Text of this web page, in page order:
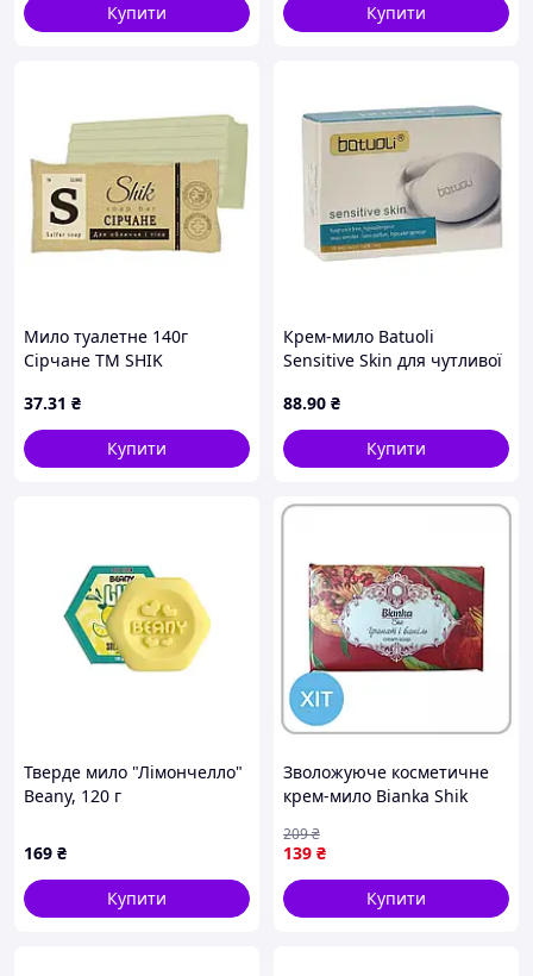
Купити Купити
Мило туалетне 140г
Сірчане ТМ SHIK
37.31 ₴
Купити
Крем-мило Batuoli
Sensitive Skin для чутливої
88.90 ₴
Купити
Тверде мило "Лімончелло"
Beany, 120 г
169 ₴
Купити
Зволожуюче косметичне
крем-мило Bianka Shik
живильне для рук і тіла
139 ₴
209₴
Купити